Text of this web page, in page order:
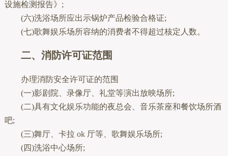
设施检测报告》;
(六)洗浴场所应出示锅炉产品检验合格证;
(七)歌舞娱乐场所容纳的消费者不得超过核定人数。
二、消防许可证范围
办理消防安全许可证的范围
(一)影剧院、录像厅、礼堂等演出放映场所;
(二)具有文化娱乐功能的夜总会、音乐茶座和餐饮场所酒
吧;
(三)舞厅、卡拉 ok 厅等、歌舞娱乐场所;
(四)洗浴中心场所;